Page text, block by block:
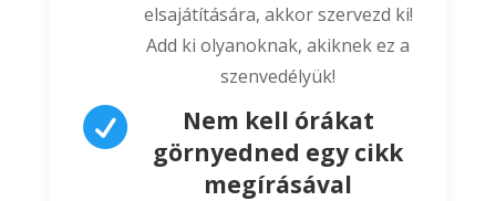
elsajátítására, akkor szervezd ki!
Add ki olyanoknak, akiknek ez a
szenvedélyük!

Nem kell órákat
görnyedned egy cikk
megírásával